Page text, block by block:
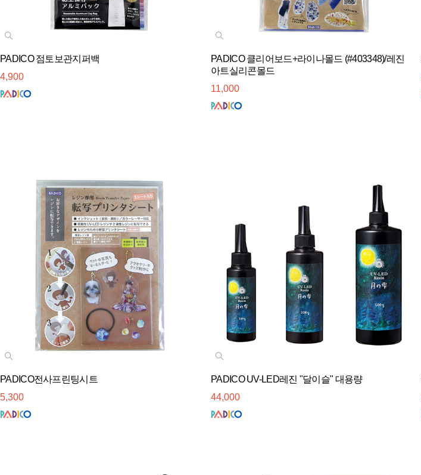
PADICO 점토보관지퍼백
4,900
PADICO 클리어보드+라이나몰드 (#403348)/레진
아트실리콘몰드
11,000
PADICO전사프린팅시트
5,300
PADICO UV-LED레진 "달이슬" 대용량
44,000